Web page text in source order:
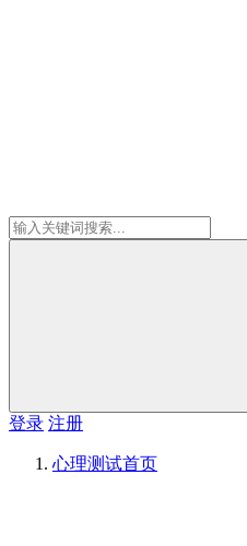
登录 注册
心理测试首页